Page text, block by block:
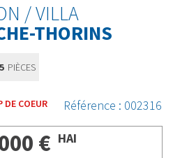
RÉF.
/ VILLA
THORINS
PIÈCES
5
DE COEUR Référence : 002316
€ HAI